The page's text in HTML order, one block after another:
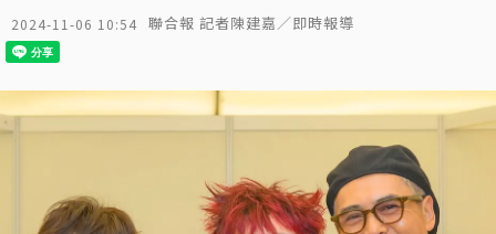
2024-11-06 10:54 聯合報 記者陳建嘉／即時報導